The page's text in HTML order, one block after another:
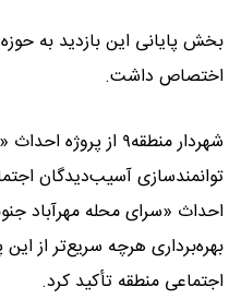
بخش پایانی این بازدید به
اختصاص داشت.
شهردار منطقه۹ از
توانمندسازی آسیب‌دیدگان
احداث «سرای محله مهرآباد
بهره‌برداری هرچه سریع‌تر از
اجتماعی منطقه تأکید کرد.